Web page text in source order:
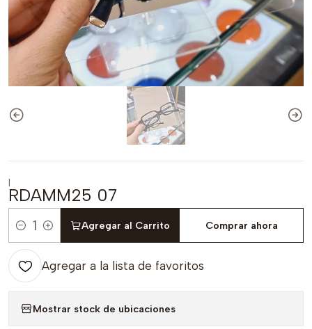
|
RDAMM25 07
Cantidad
Agregar al Carrito Comprar ahora
Agregar a la lista de favoritos
Mostrar stock de ubicaciones